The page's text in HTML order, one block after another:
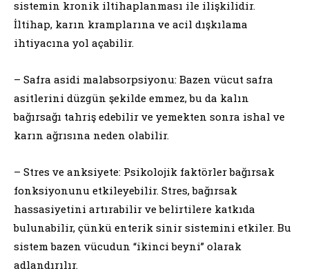
sistemin kronik iltihaplanması ile ilişkilidir.
İltihap, karın kramplarına ve acil dışkılama
ihtiyacına yol açabilir.
– Safra asidi malabsorpsiyonu: Bazen vücut safra
asitlerini düzgün şekilde emmez, bu da kalın
bağırsağı tahriş edebilir ve yemekten sonra ishal ve
karın ağrısına neden olabilir.
– Stres ve anksiyete: Psikolojik faktörler bağırsak
fonksiyonunu etkileyebilir. Stres, bağırsak
hassasiyetini artırabilir ve belirtilere katkıda
bulunabilir, çünkü enterik sinir sistemini etkiler. Bu
sistem bazen vücudun “ikinci beyni” olarak
adlandırılır.